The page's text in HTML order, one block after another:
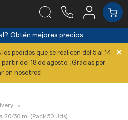
Obtén mejores precios
pedidos que se realicen del 5 al 14
del 18 de agosto. ¡Gracias por
en nosotros!
×
20/30 ml (Pack 50 Uds)